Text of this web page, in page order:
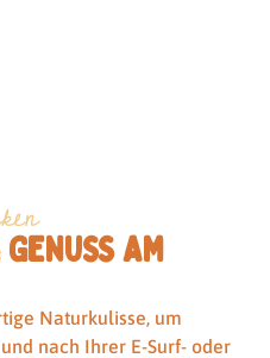
AM
Naturkulisse, um
nach Ihrer E-Surf- oder